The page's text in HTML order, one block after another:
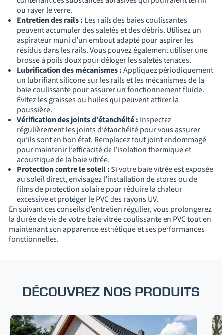
ou rayer le verre.
Entretien des rails : Les rails des baies coulissantes
peuvent accumuler des saletés et des débris. Utilisez un
aspirateur muni d’un embout adapté pour aspirer les
résidus dans les rails. Vous pouvez également utiliser une
brosse à poils doux pour déloger les saletés tenaces.
Lubrification des mécanismes :Appliquez périodiquement
un lubrifiant silicone sur les rails et les mécanismes de la
baie coulissante pour assurer un fonctionnement fluide.
Évitez les graisses ou huiles qui peuvent attirer la
poussière.
Vérification des joints d’étanchéité : Inspectez
régulièrement les joints d’étanchéité pour vous assurer
qu’ils sont en bon état. Remplacez tout joint endommagé
pour maintenir l’efficacité de l’isolation thermique et
acoustique de la baie vitrée.
Protection contre le soleil : Si votre baie vitrée est exposée
au soleil direct, envisagez l’installation de stores ou de
films de protection solaire pour réduire la chaleur
excessive et protéger le PVC des rayons UV.
En suivant ces conseils d’entretien régulier, vous prolongerez
la durée de vie de votre baie vitrée coulissante en PVC tout en
maintenant son apparence esthétique et ses performances
fonctionnelles.
DÉCOUVREZ NOS PRODUITS